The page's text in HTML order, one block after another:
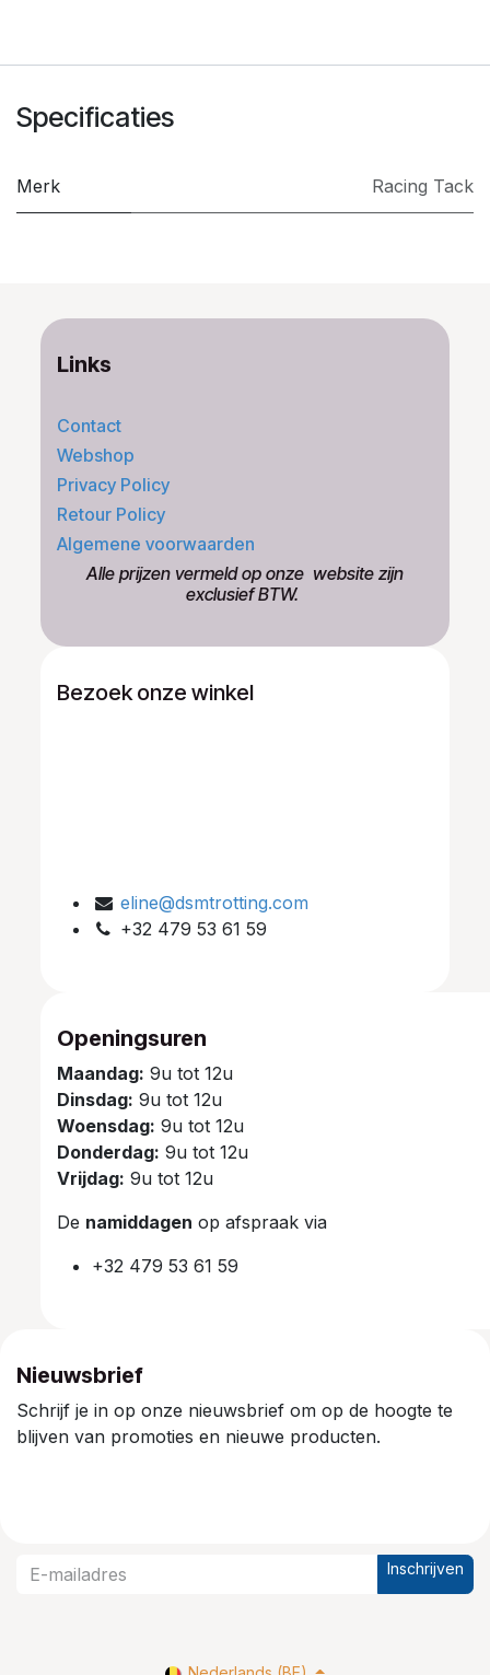
Specificaties
Merk ​Racing Tack
Links
Contact
Webshop
Privacy Policy
Retour Policy
Algemene voorwaarden
​Alle prijzen vermeld op onze ​website zijn
exclusief BTW.
Bezoek onze winkel
eline@dsmtrotting.com
+32 479 53 61 59
Openingsuren
Maandag: 9u tot 12u
Dinsdag: 9u tot 12u
Woensdag: 9u tot 12u
Donderdag: 9u tot 12u
Vrijdag: 9u tot 12u
De namiddagen op afspraak via
+32 479 53 61 59
Nieuwsbrief
Schrijf je in op onze nieuwsbrief om op de hoogte te
blijven van promoties en nieuwe producten.
Inschrijven